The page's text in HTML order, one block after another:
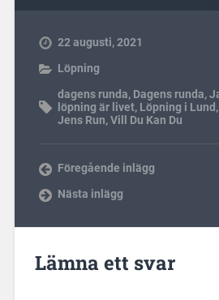
22 augusti, 2021
Löpning
dagens runda, Dagens runda,
löpning är livet, Löpning i Lund ,
Jens Run,Vill Du Kan Du
Föregående inlägg
Nästa inlägg
Lämna ett svar